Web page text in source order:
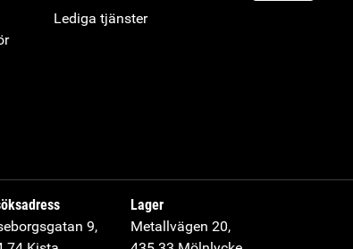
Lediga tjänster
9,
Lager
Metallvägen 20,